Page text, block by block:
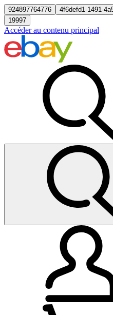
924897764776
4f6defd1-1491-
19997
Accéder au contenu principal